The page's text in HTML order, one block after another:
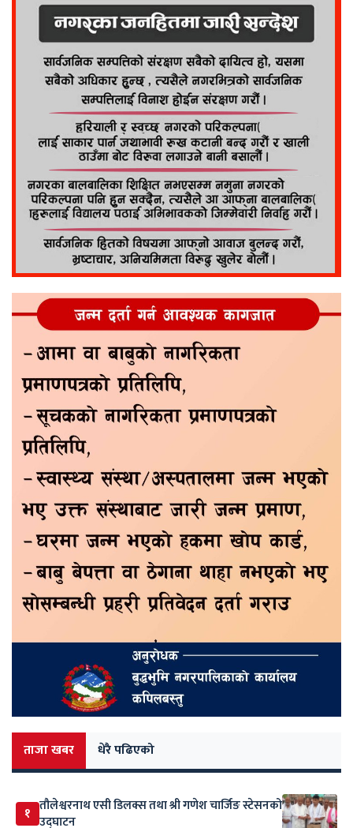
ताजा खबर धेरै पढिएको
१ तौलेश्वरनाथ एसी डिलक्स तथा श्री गणेश चार्जिङ स्टेसनको
उद्घाटन